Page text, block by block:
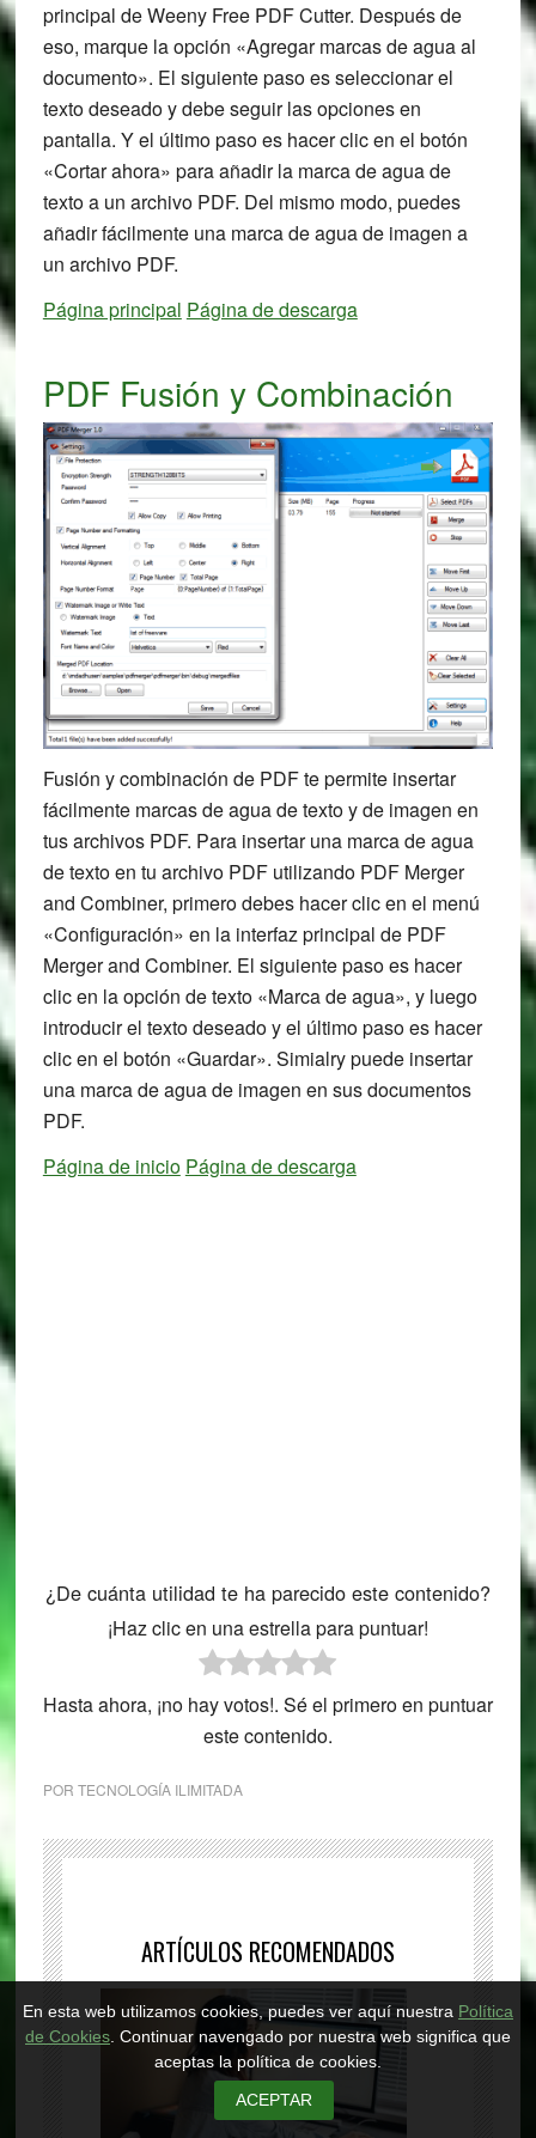
principal de Weeny Free PDF Cutter. Después de
eso, marque la opción «Agregar marcas de agua al
documento». El siguiente paso es seleccionar el
texto deseado y debe seguir las opciones en
pantalla. Y el último paso es hacer clic en el botón
«Cortar ahora» para añadir la marca de agua de
texto a un archivo PDF. Del mismo modo, puedes
añadir fácilmente una marca de agua de imagen a
un archivo PDF.
Página principal Página de descarga
PDF Fusión y Combinación
Fusión y combinación de PDF te permite insertar
fácilmente marcas de agua de texto y de imagen en
tus archivos PDF. Para insertar una marca de agua
de texto en tu archivo PDF utilizando PDF Merger
and Combiner, primero debes hacer clic en el menú
«Configuración» en la interfaz principal de PDF
Merger and Combiner. El siguiente paso es hacer
clic en la opción de texto «Marca de agua», y luego
introducir el texto deseado y el último paso es hacer
clic en el botón «Guardar». Simialry puede insertar
una marca de agua de imagen en sus documentos
PDF.
Página de inicio Página de descarga
¿De cuánta utilidad te ha parecido este contenido?
¡Haz clic en una estrella para puntuar!
Hasta ahora, ¡no hay votos!. Sé el primero en puntuar
este contenido.
POR TECNOLOGÍA ILIMITADA
ARTÍCULOS RECOMENDADOS
En esta web utilizamos cookies, puedes ver aquí nuestra Política
de Cookies. Continuar navengado por nuestra web significa que
aceptas la política de cookies.
ACEPTAR